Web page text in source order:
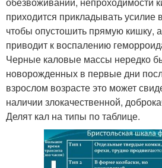
приходится прикладывать
чтобы опустошить прямую кишку,
приводит к воспалению
Черные каловые массы нередко
новорожденных в первые дни
взрослом возрасте это может
наличии злокачественной,
Делят кал на типы по таблице.